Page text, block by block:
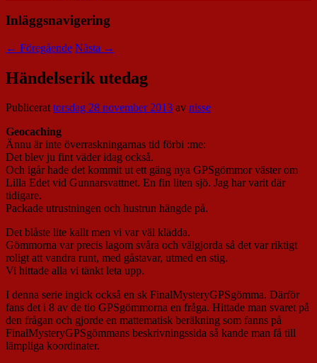
Inläggsnavigering
← Föregående Nästa →
Händelserik utedag
Publicerattorsdag 28 november 2013 av nisse
Geocaching
Ännu är inte överraskningarnas tid förbi :me:
Det blev ju fint väder idag också.
Och igår hade det kommit ut ett gäng nya GPSgömmor väster om
Lilla Edet vid Gunnarsvattnet. En fin liten sjö. Jag har varit där
tidigare.
Packade utrustningen och hustrun hängde på.
Det blåste lite kallt men vi var väl klädda.
Gömmorna var precis lagom svåra och välgjorda så det var riktigt
roligt att vandra runt, med gåstavar, utmed en stig.
Vi hittade alla vi tänkt leta upp.
I denna serie ingick också en sk FinalMysteryGPSgömma. Därför
fans det i 8 av de tio GPSgömmorna en fråga. Hittade man svaret på
den frågan och gjorde en mattematisk beräkning som fanns på
FinalMysteryGPSgömmans beskrivningssida så kande man få till
lämpliga koordinater.